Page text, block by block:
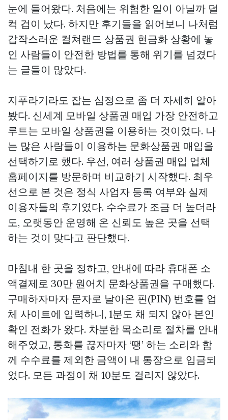
눈에 들어왔다. 처음에는 위험한 일이 아닐까 덜
컥 겁이 났다. 하지만 후기들을 읽어보니 나처럼
갑작스러운 컬쳐랜드 상품권 현금화 상황에 놓
인 사람들이 안전한 방법를 통해 위기를 넘겼다
는 글들이 많았다.
지푸라기라도 잡는 심정으로 좀 더 자세히 알아
봤다. 신세계 모바일 상품권 매입 가장 안전하고
루트는 모바일 상품권을 이용하는 것이었다. 나
는 많은 사람들이 이용하는 문화상품권 매입을
선택하기로 했다. 우선, 여러 상품권 매입 업체
홈페이지를 방문하며 비교하기 시작했다. 최우
선으로 본 것은 정식 사업자 등록 여부와 실제
이용자들의 후기였다. 수수료가 조금 더 높더라
도, 오랫동안 운영해 온 신뢰도 높은 곳을 선택
하는 것이 맞다고 판단했다.
마침내 한 곳을 정하고, 안내에 따라 휴대폰 소
액결제로 30만 원어치 문화상품권을 구매했다.
구매하자마자 문자로 날아온 핀(PIN) 번호를 업
체 사이트에 입력하니, 1분도 채 되지 않아 본인
확인 전화가 왔다. 차분한 목소리로 절차를 안내
해주었고, 통화를 끊자마자 ‘땡’ 하는 소리와 함
께 수수료를 제외한 금액이 내 통장으로 입금되
었다. 모든 과정이 채 10분도 걸리지 않았다.